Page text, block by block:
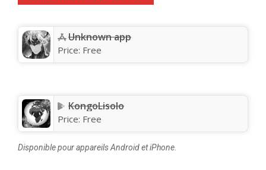
Unknown app
Price: Free
KongoLisolo
Price: Free
Disponible pour appareils Android et iPhone.